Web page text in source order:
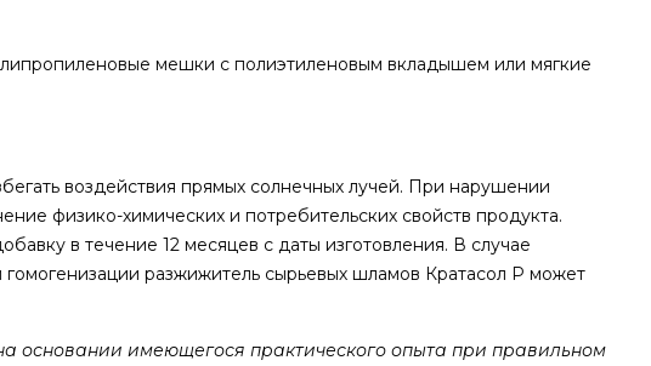
мешки с полиэтиленовым вкладышем или мягкие
воздействия прямых солнечных лучей. При нарушении
физико-химических и потребительских свойств продукта.
в течение 12 месяцев с даты изготовления. В случае
разжижитель сырьевых шламов Кратасол Р может
основании имеющегося практического опыта при правильном